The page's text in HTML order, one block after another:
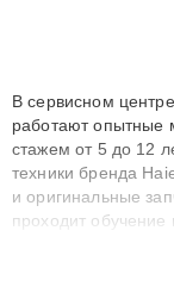
В сервисном
работают опытные
стажем от 5 до 12
техники бренда
и оригинальные
проходит
сохранением